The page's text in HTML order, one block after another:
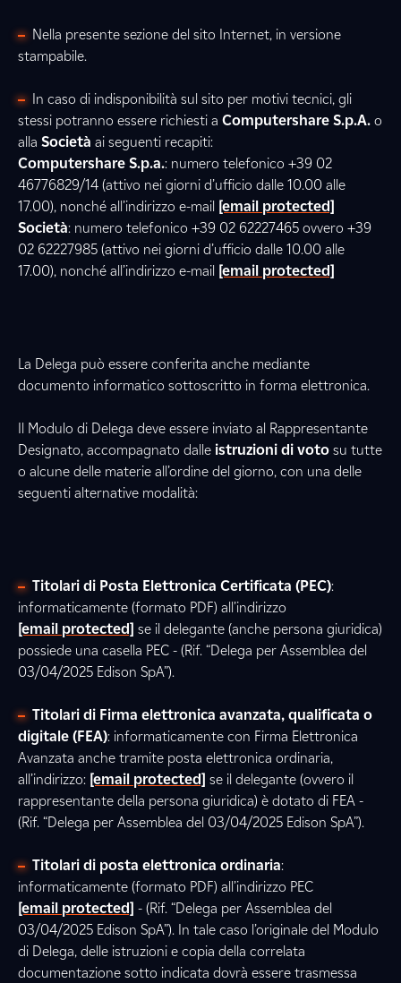
Nella presente sezione del sito Internet, in versione
stampabile.
In caso di indisponibilità sul sito per motivi tecnici, gli
stessi potranno essere richiesti a Computershare S.p.A. o
alla Società ai seguenti recapiti:
Computershare S.p.a.: numero telefonico +39 02
46776829/14 (attivo nei giorni d’ufficio dalle 10.00 alle
17.00), nonché all’indirizzo e-mail [email protected]
Società: numero telefonico +39 02 62227465 ovvero +39
02 62227985 (attivo nei giorni d’ufficio dalle 10.00 alle
17.00), nonché all’indirizzo e-mail [email protected]
La Delega può essere conferita anche mediante
documento informatico sottoscritto in forma elettronica.
Il Modulo di Delega deve essere inviato al Rappresentante
Designato, accompagnato dalle istruzioni di voto su tutte
o alcune delle materie all’ordine del giorno, con una delle
seguenti alternative modalità:
Titolari di Posta Elettronica Certificata (PEC):
informaticamente (formato PDF) all’indirizzo
[email protected] se il delegante (anche persona giuridica)
possiede una casella PEC - (Rif. “Delega per Assemblea del
03/04/2025 Edison SpA”).
Titolari di Firma elettronica avanzata, qualificata o
digitale (FEA): informaticamente con Firma Elettronica
Avanzata anche tramite posta elettronica ordinaria,
all’indirizzo: [email protected] se il delegante (ovvero il
rappresentante della persona giuridica) è dotato di FEA -
(Rif. “Delega per Assemblea del 03/04/2025 Edison SpA”).
Titolari di posta elettronica ordinaria:
informaticamente (formato PDF) all’indirizzo PEC
[email protected] - (Rif. “Delega per Assemblea del
03/04/2025 Edison SpA”). In tale caso l’originale del Modulo
di Delega, delle istruzioni e copia della correlata
documentazione sotto indicata dovrà essere trasmessa